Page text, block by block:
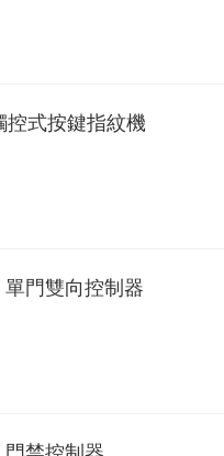
控式按鍵指紋機
門雙向控制器